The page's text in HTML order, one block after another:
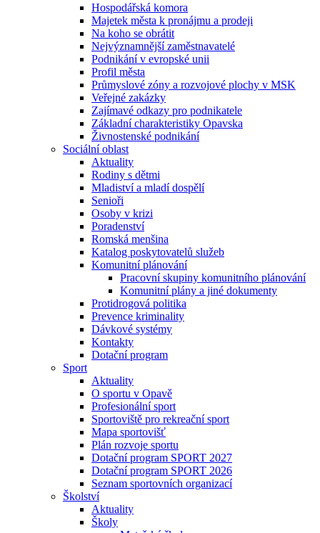
Hospodářská komora
Majetek města k pronájmu a prodeji
Na koho se obrátit
Nejvýznamnější zaměstnavatelé
Podnikání v evropské unii
Profil města
Průmyslové zóny a rozvojové plochy v MSK
Veřejné zakázky
Zajímavé odkazy pro podnikatele
Základní charakteristiky Opavska
Živnostenské podnikání
Sociální oblast
Aktuality
Rodiny s dětmi
Mladiství a mladí dospělí
Senioři
Osoby v krizi
Poradenství
Romská menšina
Katalog poskytovatelů služeb
Komunitní plánování
Pracovní skupiny komunitního plánování
Komunitní plány a jiné dokumenty
Protidrogová politika
Prevence kriminality
Dávkové systémy
Kontakty
Dotační program
Sport
Aktuality
O sportu v Opavě
Profesionální sport
Sportoviště pro rekreační sport
Mapa sportovišť
Plán rozvoje sportu
Dotační program SPORT 2027
Dotační program SPORT 2026
Seznam sportovních organizací
Školství
Aktuality
Školy